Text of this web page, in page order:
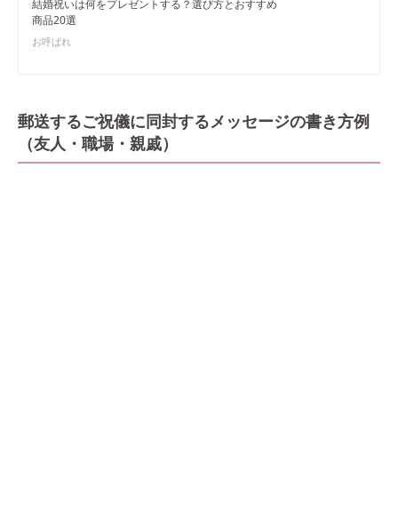
結婚祝いは何をプレゼントする？選び方とおすすめ
商品20選
お呼ばれ
郵送するご祝儀に同封するメッセージの書き方例
（友人・職場・親戚）